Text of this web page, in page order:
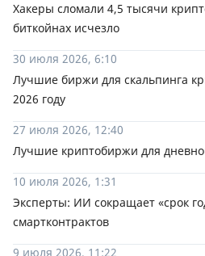
Хакеры сломали 4,5 тысячи
биткойнах исчезло
30 июля 2026, 6:10
Лучшие биржи для скальпинга
2026 году
27 июля 2026, 12:40
Лучшие криптобиржи для
10 июля 2026, 1:31
Эксперты: ИИ сокращает «срок
смартконтрактов
9 июля 2026, 11:22